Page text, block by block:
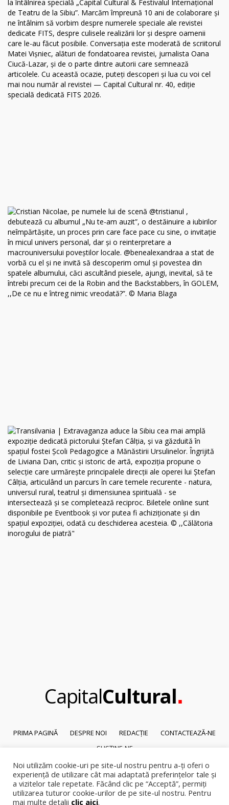
CapitalCultural.
PRIMA PAGINĂ DESPRE NOI REDACȚIE
CONTACTEAZĂ-NE
SUSȚINE-NE
© 2026Capital Cultural
Reproducerea integrală sau parțială a textelor sau a ilustrațiilor din orice
pagină a site-ului este posibilă numai cu acordul prealabil scris al Capital
Noi utilizăm cookie-uri pe site-ul nostru pentru a-ți oferi o
experiență de utilizare cât mai adaptată preferințelor tale și
a vizitelor tale repetate. Făcând clic pe “Acceptă”, permiți
utilizarea tuturor cookie-urilor de pe site-ul nostru. Pentru
mai multe detalii clic aici.